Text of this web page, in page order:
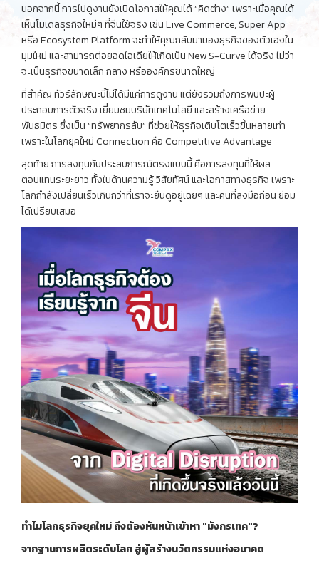
นอกจากนี้ การไปดูงานยังเปิดโอกาสให้คุณได้ “คิดต่าง” เพราะเมื่อคุณได้
เห็นโมเดลธุรกิจใหม่ๆ ที่จีนใช้จริง เช่น Live Commerce, Super App
หรือ Ecosystem Platform จะทำให้คุณกลับมามองธุรกิจของตัวเองใน
มุมใหม่ และสามารถต่อยอดไอเดียให้เกิดเป็น New S-Curve ได้จริง ไม่ว่า
จะเป็นธุรกิจขนาดเล็ก กลาง หรือองค์กรขนาดใหญ่
ที่สำคัญ ทัวร์ลักษณะนี้ไม่ได้มีแค่การดูงาน แต่ยังรวมถึงการพบปะผู้
ประกอบการตัวจริง เยี่ยมชมบริษัทเทคโนโลยี และสร้างเครือข่าย
พันธมิตร ซึ่งเป็น “ทรัพยากรลับ” ที่ช่วยให้ธุรกิจเติบโตเร็วขึ้นหลายเท่า
เพราะในโลกยุคใหม่ Connection คือ Competitive Advantage
สุดท้าย การลงทุนกับประสบการณ์ตรงแบบนี้ คือการลงทุนที่ให้ผล
ตอบแทนระยะยาว ทั้งในด้านความรู้ วิสัยทัศน์ และโอกาสทางธุรกิจ เพราะ
โลกกำลังเปลี่ยนเร็วเกินกว่าที่เราจะยืนดูอยู่เฉยๆ และคนที่ลงมือก่อน ย่อม
ได้เปรียบเสมอ
ทำไมโลกธุรกิจยุคใหม่ ถึงต้องหันหน้าเข้าหา "มังกรเทค"?
จากฐานการผลิตระดับโลก สู่ผู้สร้างนวัตกรรมแห่งอนาคต